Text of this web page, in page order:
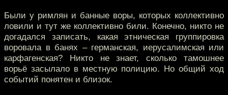
Были у римлян и банные воры, которых коллективно
ловили и тут же коллективно били. Конечно, никто не
догадался записать, какая этническая группировка
воровала в банях – германская, иерусалимская или
карфагенская? Никто не знает, сколько тамошнее
ворьё засылало в местную полицию. Но общий ход
событий понятен и близок.